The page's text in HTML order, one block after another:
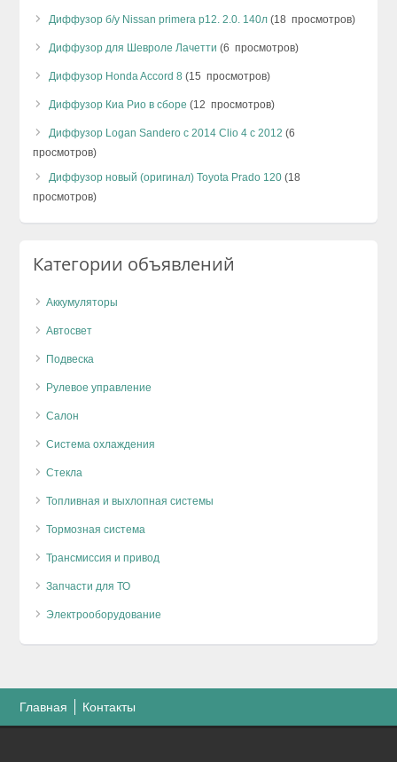
Диффузор б/у Nissan primera p12. 2.0. 140л (18 просмотров)
Диффузор для Шевроле Лачетти (6 просмотров)
Диффузор Honda Accord 8 (15 просмотров)
Диффузор Киа Рио в сборе (12 просмотров)
Диффузор Logan Sandero с 2014 Clio 4 c 2012 (6
просмотров)
Диффузор новый (оригинал) Toyota Prado 120 (18
просмотров)
Категории объявлений
Аккумуляторы
Автосвет
Подвеска
Рулевое управление
Салон
Система охлаждения
Стекла
Топливная и выхлопная системы
Тормозная система
Трансмиссия и привод
Запчасти для ТО
Электрооборудование
Главная Контакты